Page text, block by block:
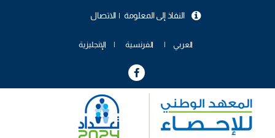
الاتصال النفاذ إلى المعلومة
العربي الفرنسية الإنجليزية